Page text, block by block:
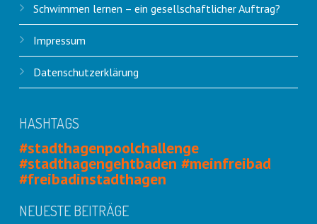
Schwimmen lernen – ein gesellschaftlicher Auftrag?
Impressum
Datenschutzerklärung
HASHTAGS
#stadthagenpoolchallenge
#stadthagengehtbaden #meinfreibad
#freibadinstadthagen
NEUESTE BEITRÄGE